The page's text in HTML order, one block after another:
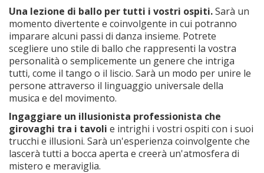
Una lezione di ballo per tutti i vostri ospiti.Sarà un
momento divertente e coinvolgente in cui potranno
imparare alcuni passi di danza insieme. Potrete
scegliere uno stile di ballo che rappresenti la vostra
personalità o semplicemente un genere che intriga
tutti, come il tango o il liscio. Sarà un modo per unire le
persone attraverso il linguaggio universale della
musica e del movimento.
Ingaggiare un illusionista professionista che
girovaghi tra i tavoli e intrighi i vostri ospiti con i suoi
trucchi e illusioni. Sarà un'esperienza coinvolgente che
lascerà tutti a bocca aperta e creerà un'atmosfera di
mistero e meraviglia.